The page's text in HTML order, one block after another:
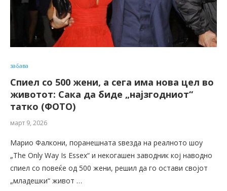
забава
Спиел со 500 жени, а сега има нова цел во
животот: Сака да биде „најзгодниот“
татко (ФОТО)
март 9, 2026
Марио Фалкони, поранешната ѕвезда на реалното шоу
„The Only Way Is Essex“ и некогашен заводник кој наводно
спиел со повеќе од 500 жени, решил да го остави својот
„младешки“ живот …